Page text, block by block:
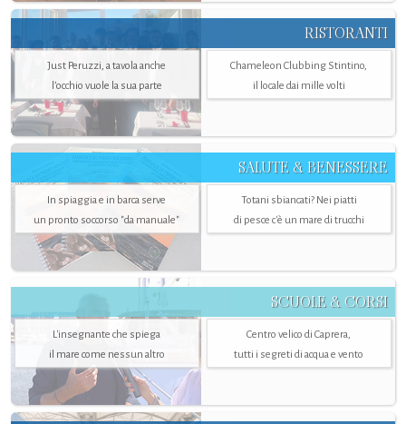
RISTORANTI
Just Peruzzi, a tavola anche
l’occhio vuole la sua parte
Chameleon Clubbing Stintino,
il locale dai mille volti
SALUTE & BENESSERE
In spiaggia e in barca serve
un pronto soccorso "da manuale"
Totani sbiancati? Nei piatti
di pesce c'è un mare di trucchi
SCUOLE & CORSI
L'insegnante che spiega
il mare come nessun altro
Centro velico di Caprera,
tutti i segreti di acqua e vento